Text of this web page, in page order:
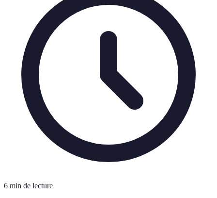
6 min de lecture